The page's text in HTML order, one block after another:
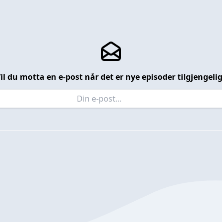
du motta en e-post når det er nye episoder